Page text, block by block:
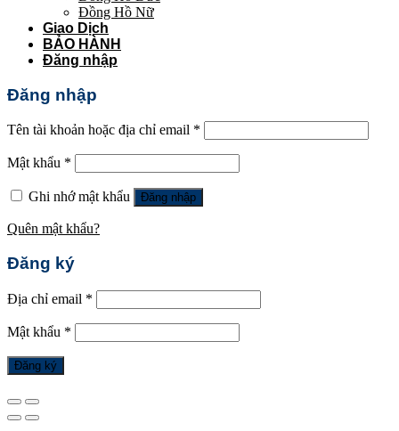
Đồng Hồ Nữ
Giao Dịch
BẢO HÀNH
Đăng nhập
Đăng nhập
Tên tài khoản hoặc địa chỉ email *
Mật khẩu *
Ghi nhớ mật khẩu Đăng nhập
Quên mật khẩu?
Đăng ký
Địa chỉ email *
Mật khẩu *
Đăng ký